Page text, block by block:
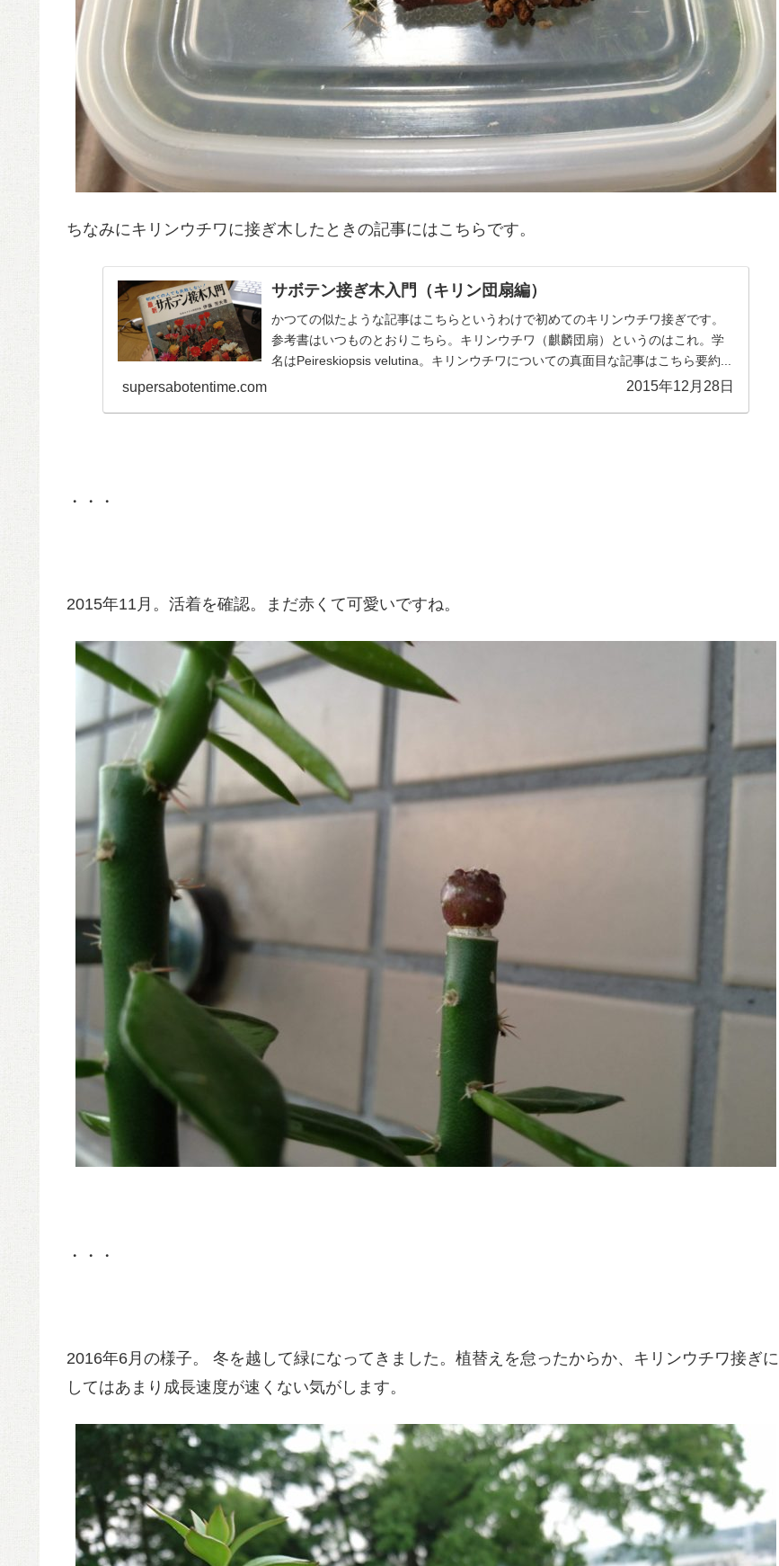
ちなみにキリンウチワに接ぎ木したときの記事にはこちらです。
サボテン接ぎ木入門（キリン団扇編）
かつての似たような記事はこちらというわけで初めてのキリンウチワ接ぎです。
参考書はいつものとおりこちら。キリンウチワ（麒麟団扇）というのはこれ。学
名はPeireskiopsis velutina。キリンウチワについての真面目な記事はこちら要約...
supersabotentime.com 2015年12月28日
・・・
2015年11月。活着を確認。まだ赤くて可愛いですね。
・・・
2016年6月の様子。 冬を越して緑になってきました。植替えを怠ったからか、キリンウチワ接ぎに
してはあまり成長速度が速くない気がします。